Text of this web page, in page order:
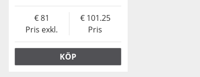
Pris exkl.
81
Pris
101.25
KÖP